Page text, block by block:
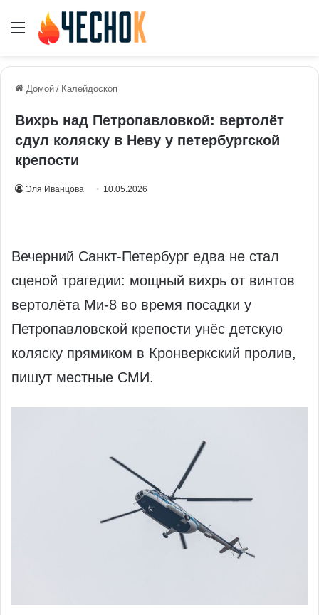
Меню
Домой / Калейдоскоп
Вихрь над Петропавловкой: вертолёт
сдул коляску в Неву у петербургской
крепости
Эля Иванцова 10.05.2026
Вечерний Санкт-Петербург едва не стал
сценой трагедии: мощный вихрь от винтов
вертолёта Ми-8 во время посадки у
Петропавловской крепости унёс детскую
коляску прямиком в Кронверкский пролив,
пишут местные СМИ.